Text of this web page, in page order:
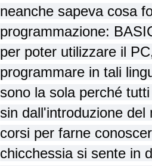
neanche sapeva cosa
programmazione:
per poter utilizzare il
programmare in tali
sono la sola perché
sin dall'introduzione
corsi per farne
chicchessia si sente in